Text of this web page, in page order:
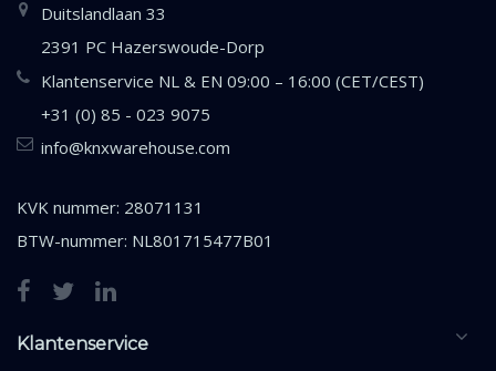
Duitslandlaan 33
2391 PC Hazerswoude-Dorp
Klantenservice NL & EN 09:00 – 16:00 (CET/CEST)
+31 (0) 85 - 023 9075
info@knxwarehouse.com
KVK nummer: 28071131
BTW-nummer: NL801715477B01
Klantenservice